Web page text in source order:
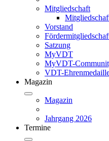
Mitgliedschaft
Vorstand
Satzung
MyVDT
MyVDT-
VDT-
Magazin
Magazin
Jahrgang 2026
Termine